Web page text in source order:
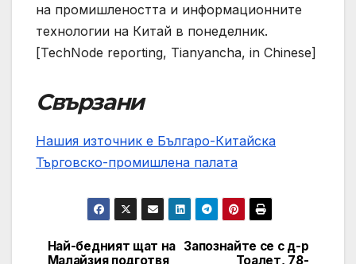
на промишлеността и информационните
технологии на Китай в понеделник.
[TechNode reporting, Tianyancha, in Chinese]
Свързани
Нашия източник е Българо-Китайска
Търговско-промишлена палaта
Post
Запознайте се с д-р
Тоалет, 78-
Най-бедният щат на
Малайзия подготвя